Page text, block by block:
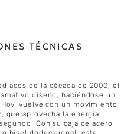
TÉCNICAS
de la década de 2000, el
diseño, haciéndose un
vuelve con un movimiento
que aprovecha la energía
Con su caja de acero